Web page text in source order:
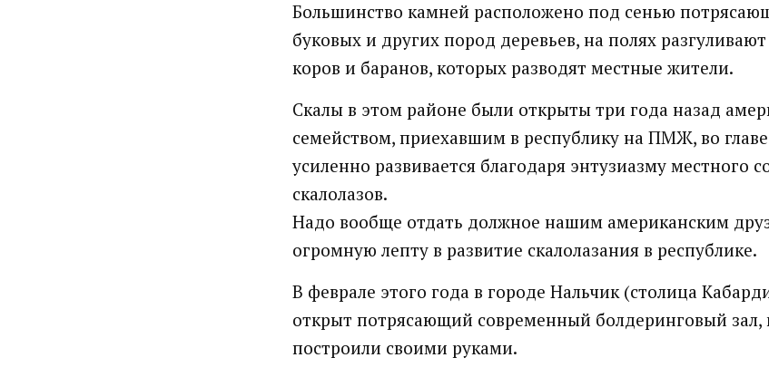
Большинство камней расположено под сенью
буковых и других пород деревьев, на полях
коров и баранов, которых разводят местные жители.
Скалы в этом районе были открыты три года назад
семейством, приехавшим в республику на ПМЖ, во
усиленно развивается благодаря энтузиазму местного
скалолазов.
Надо вообще отдать должное нашим американским
огромную лепту в развитие скалолазания в республике.
В феврале этого года в городе Нальчик (столица
открыт потрясающий современный болдеринговый зал,
построили своими руками.